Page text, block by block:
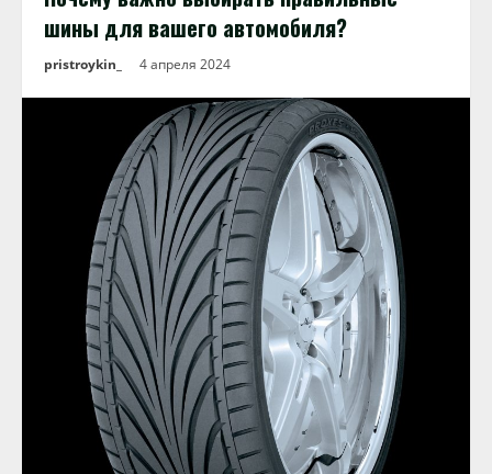
шины для вашего автомобиля?
pristroykin_ 4 апреля 2024